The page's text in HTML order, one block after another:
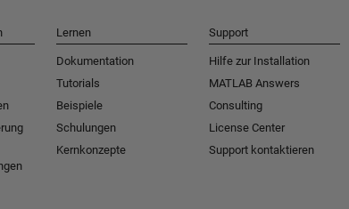
Lernen
Dokumentation
Tutorials
Beispiele
Schulungen
Kernkonzepte
Support
Hilfe zur Installation
MATLAB Answers
Consulting
License Center
Support kontaktieren